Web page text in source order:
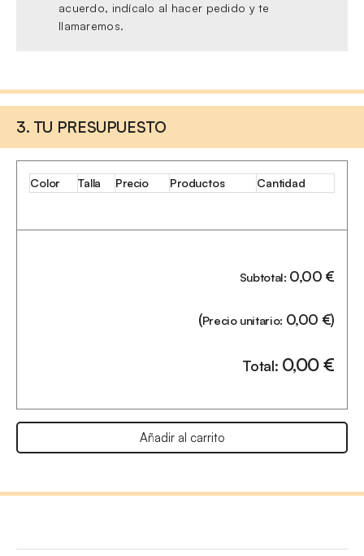
acuerdo, indícalo al hacer pedido y te
llamaremos.
3. TU PRESUPUESTO
Color Talla Precio Productos Cantidad
Subtotal: 0,00€
(Precio unitario: 0,00 €)
Total: 0,00€
Añadir al carrito